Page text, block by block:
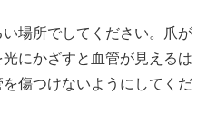
場所でしてください。爪が
にかざすと血管が見えるは
傷つけないようにしてくだ